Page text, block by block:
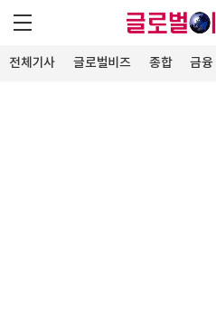
전체기사 글로벌비즈 종합 금융